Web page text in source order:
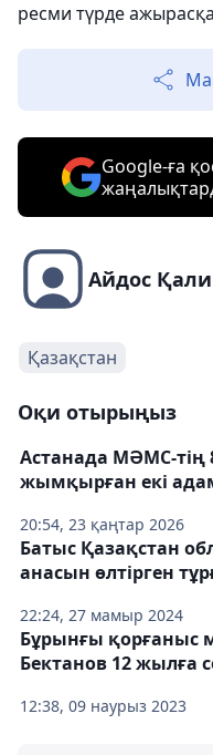
ресми түрде
Google-ға
Айдос Қали
Қазақстан
Оқи отырыңыз
20:54, 23 қаңтар 2026
Астанада МӘМС-тің
жымқырған екі
22:24, 27 мамыр 2024
Батыс Қазақстан
анасын өлтірген
12:38, 09 наурыз 2023
Бұрынғы қорғаныс
Бектанов 12 жылға